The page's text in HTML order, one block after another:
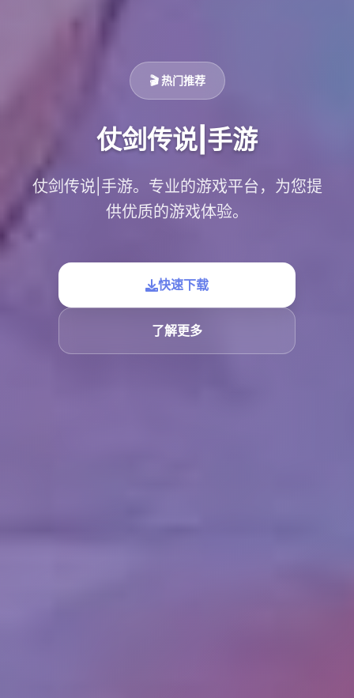
🎬 热门推荐
仗剑传说|手游
仗剑传说|手游。专业的游戏平台，为您提
供优质的游戏体验。
快速下载
了解更多